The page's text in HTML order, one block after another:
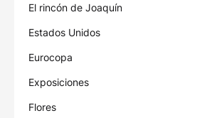
El rincón de Joaquín
Estados Unidos
Eurocopa
Exposiciones
Flores